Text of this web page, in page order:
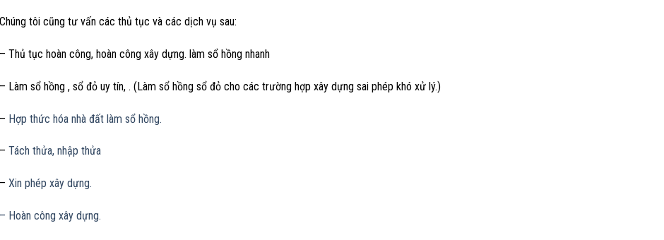
Chúng tôi cũng tư vấn các thủ tục và các dịch vụ sau:
– Thủ tục hoàn công, hoàn công xây dựng. làm sổ hồng nhanh
– Làm sổ hồng , sổ đỏ uy tín, . (Làm sổ hồng sổ đỏ cho các trường hợp xây dựng sai phép khó xử lý.)
– Hợp thức hóa nhà đất làm sổ hồng.
– Tách thửa, nhập thửa
– Xin phép xây dựng.
– Hoàn công xây dựng.